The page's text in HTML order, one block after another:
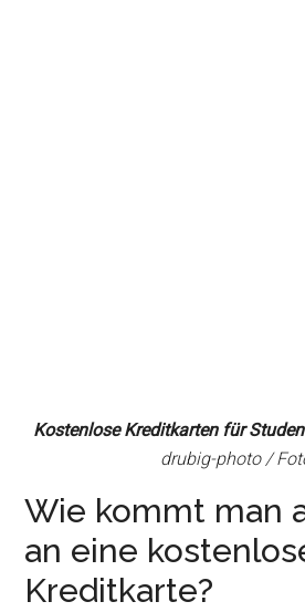
Kostenlose Kreditkarten für
drubig-photo /
Wie kommt man
an eine
Kreditkarte?